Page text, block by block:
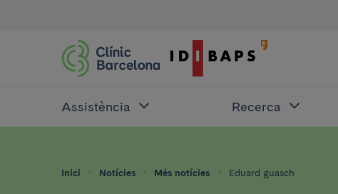
Assistència Recerca
Inici Notícies Més notícies Eduard guasch